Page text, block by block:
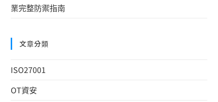
業完整防禦指南
文章分類
ISO27001
OT資安